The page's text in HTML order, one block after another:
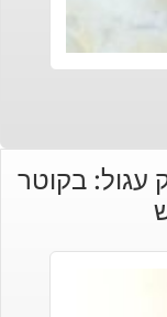
עגול: בקוטר